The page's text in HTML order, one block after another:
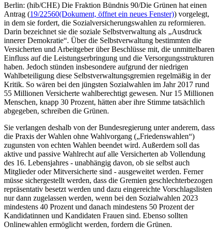
Berlin: (hib/CHE) Die Fraktion Bündnis 90/Die Grünen hat einen
Antrag (19/22560(Dokument, öffnet ein neues Fenster)) vorgelegt,
in dem sie fordert, die Sozialversicherungswahlen zu reformieren.
Darin bezeichnet sie die soziale Selbstverwaltung als „Ausdruck
innerer Demokratie“. Über die Selbstverwaltung bestimmten die
Versicherten und Arbeitgeber über Beschlüsse mit, die unmittelbaren
Einfluss auf die Leistungserbringung und die Versorgungsstrukturen
haben. Jedoch stünden insbesondere aufgrund der niedrigen
Wahlbeteiligung diese Selbstverwaltungsgremien regelmäßig in der
Kritik. So wären bei den jüngsten Sozialwahlen im Jahr 2017 rund
55 Millionen Versicherte wahlberechtigt gewesen. Nur 15 Millionen
Menschen, knapp 30 Prozent, hätten aber ihre Stimme tatsächlich
abgegeben, schreiben die Grünen.
Sie verlangen deshalb von der Bundesregierung unter anderem, dass
die Praxis der Wahlen ohne Wahlvorgang („Friedenswahlen“)
zugunsten von echten Wahlen beendet wird. Außerdem soll das
aktive und passive Wahlrecht auf alle Versicherten ab Vollendung
des 16. Lebensjahres - unabhängig davon, ob sie selbst auch
Mitglieder oder Mitversicherte sind - ausgeweitet werden. Ferner
müsse sichergestellt werden, dass die Gremien geschlechterbezogen
repräsentativ besetzt werden und dazu eingereichte Vorschlagslisten
nur dann zugelassen werden, wenn bei den Sozialwahlen 2023
mindestens 40 Prozent und danach mindestens 50 Prozent der
Kandidatinnen und Kandidaten Frauen sind. Ebenso sollten
Onlinewahlen ermöglicht werden, fordern die Grünen.